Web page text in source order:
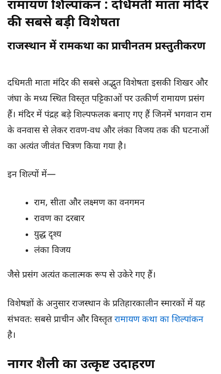
रामायण शिल्पांकन : दधिमती माता मंदिर
की सबसे बड़ी विशेषता
राजस्थान में रामकथा का प्राचीनतम प्रस्तुतीकरण
दधिमती माता मंदिर की सबसे अद्भुत विशेषता इसकी शिखर और
जंघा के मध्य स्थित विस्तृत पट्टिकाओं पर उत्कीर्ण रामायण प्रसंग
हैं। मंदिर में पंद्रह बड़े शिल्पफलक बनाए गए हैं जिनमें भगवान राम
के वनवास से लेकर रावण-वध और लंका विजय तक की घटनाओं
का अत्यंत जीवंत चित्रण किया गया है।
इन शिल्पों में—
राम, सीता और लक्ष्मण का वनगमन
रावण का दरबार
युद्ध दृश्य
लंका विजय
जैसे प्रसंग अत्यंत कलात्मक रूप से उकेरे गए हैं।
विशेषज्ञों के अनुसार राजस्थान के प्रतिहारकालीन स्मारकों में यह
संभवतः सबसे प्राचीन और विस्तृतरामायण कथा का शिल्पांकन
है।
नागर शैली का उत्कृष्ट उदाहरण